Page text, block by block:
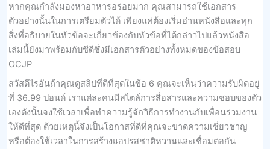
หากคุณกำลังมองหาอาหารอร่อยมาก คุณสามารถใช้เอกสาร
ตัวอย่างนั้นในการเตรียมตัวได้ เพียงแค่ต้องเริ่มอ่านหนังสือและทุก
สิ่งที่อธิบายในหัวข้อจะเกี่ยวข้องกับหัวข้อที่ได้กล่าวไปแล้วหนังสือ
เล่มนี้ยังมาพร้อมกับซีดีซึ่งมีเอกสารตัวอย่างทั้งหมดของข้อสอบ
OCJP
สวัสดีไรอันถ้าคุณดูสลิปที่ดีที่สุดในข้อ 6 คุณจะเห็นว่าความรับผิดอยู่
ที่ 36.99 ปอนด์ เราแต่ละคนมีสไตล์การสื่อสารและความชอบของตัว
เองดังนั้นจงใช้เวลาเพื่อทำความรู้จักวิธีการทำงานกับเพื่อนร่วมงาน
ให้ดีที่สุด ด้วยเหตุนี้จึงเป็นโอกาสที่ดีที่คุณจะขาดความเชี่ยวชาญ
หรือต้องใช้เวลาในการสร้างแอปรสชาติหวานและเชื่อมต่อกัน